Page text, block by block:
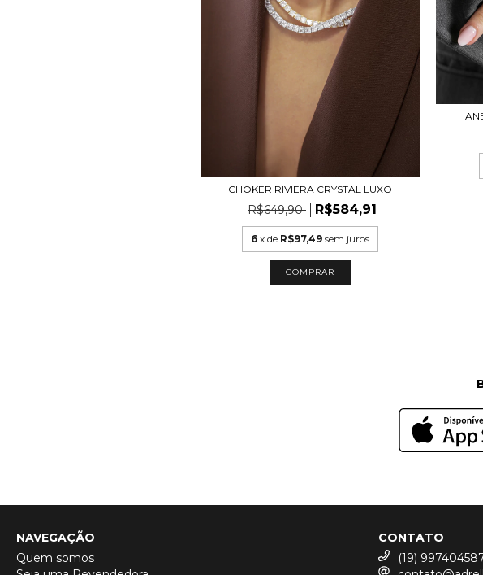
CHOKER RIVIERA CRYSTAL LUXO
R$649,90 R$584,91
6 x de R$97,49 sem juros
COMPRAR
NAVEGAÇÃO
Quem somos
CONTATO
(19)